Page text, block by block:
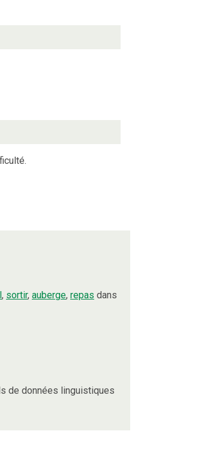
, sortir, auberge, repas dans
de données linguistiques